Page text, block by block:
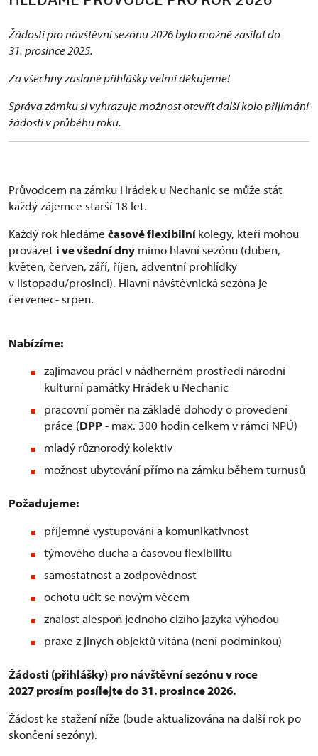
Žádosti pro návštěvní sezónu 2026 bylo možné zasílat do
31. prosince 2025.
Za všechny zaslané přihlášky velmi děkujeme!
Správa zámku si vyhrazuje možnost otevřít další kolo přijímání
žádostí v průběhu roku.
Průvodcem na zámku Hrádek u Nechanic se může stát
každý zájemce starší 18 let.
Každý rok hledáme časově flexibilníkolegy, kteří mohou
provázet i ve všední dny mimo hlavní sezónu (duben,
květen, červen, září, říjen, adventní prohlídky
v listopadu/prosinci). Hlavní návštěvnická sezóna je
červenec- srpen.
Nabízíme:
zajímavou práci v nádherném prostředí národní
kulturní památky Hrádek u Nechanic
pracovní poměr na základě dohody o provedení
práce (DPP- max. 300 hodin celkem v rámci NPÚ)
mladý různorodý kolektiv
možnost ubytování přímo na zámku během turnusů
Požadujeme:
příjemné vystupování a komunikativnost
týmového ducha a časovou flexibilitu
samostatnost a zodpovědnost
ochotu učit se novým věcem
znalost alespoň jednoho cizího jazyka výhodou
praxe z jiných objektů vítána (není podmínkou)
Žádosti (přihlášky) pro návštěvní sezónu v roce
2027 prosím posílejte do 31. prosince 2026.
Žádost ke stažení níže (bude aktualizována na další rok po
skončení sezóny).